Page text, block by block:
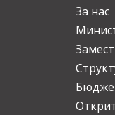
За нас